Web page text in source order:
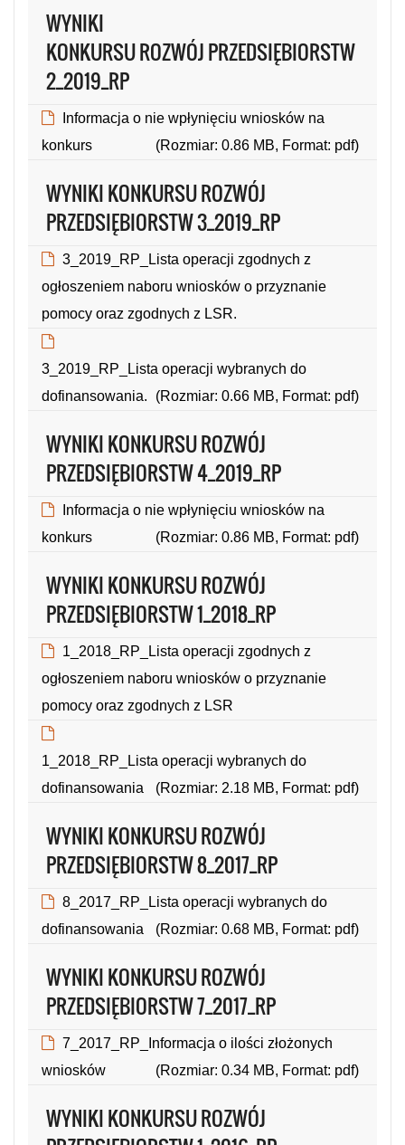
WYNIKI
KONKURSU ROZWÓJ PRZEDSIĘBIORSTW
2_2019_RP
Informacja o nie wpłynięciu wniosków na
konkurs
(Rozmiar: 0.86 MB, Format: pdf)
WYNIKI KONKURSU ROZWÓJ
PRZEDSIĘBIORSTW 3_2019_RP
3_2019_RP_Lista operacji zgodnych z
ogłoszeniem naboru wniosków o przyznanie
pomocy oraz zgodnych z LSR.
3_2019_RP_Lista operacji wybranych do
dofinansowania.
(Rozmiar: 0.66 MB, Format: pdf)
WYNIKI KONKURSU ROZWÓJ
PRZEDSIĘBIORSTW 4_2019_RP
Informacja o nie wpłynięciu wniosków na
konkurs
(Rozmiar: 0.86 MB, Format: pdf)
WYNIKI KONKURSU ROZWÓJ
PRZEDSIĘBIORSTW 1_2018_RP
1_2018_RP_Lista operacji zgodnych z
ogłoszeniem naboru wniosków o przyznanie
pomocy oraz zgodnych z LSR
1_2018_RP_Lista operacji wybranych do
dofinansowania
(Rozmiar: 2.18 MB, Format: pdf)
WYNIKI KONKURSU ROZWÓJ
PRZEDSIĘBIORSTW 8_2017_RP
8_2017_RP_Lista operacji wybranych do
dofinansowania
(Rozmiar: 0.68 MB, Format: pdf)
WYNIKI KONKURSU ROZWÓJ
PRZEDSIĘBIORSTW 7_2017_RP
7_2017_RP_Informacja o ilości złożonych
wniosków
(Rozmiar: 0.34 MB, Format: pdf)
WYNIKI KONKURSU ROZWÓJ